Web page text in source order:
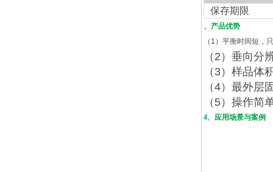
保存期限
、产品优势
（ 1 ）平衡时间短，
（ 2 ）垂向分
（ 3）样品体
（4）最外层
（ 5）操作简
4、应用场景与案例